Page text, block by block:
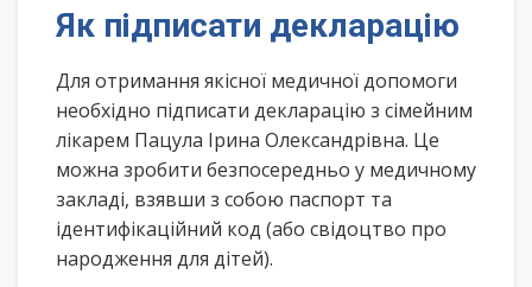
Як підписати декларацію
Для отримання якісної медичної допомоги
необхідно підписати декларацію з сімейним
лікарем Пацула Ірина Олександрівна. Це
можна зробити безпосередньо у медичному
закладі, взявши з собою паспорт та
ідентифікаційний код (або свідоцтво про
народження для дітей).